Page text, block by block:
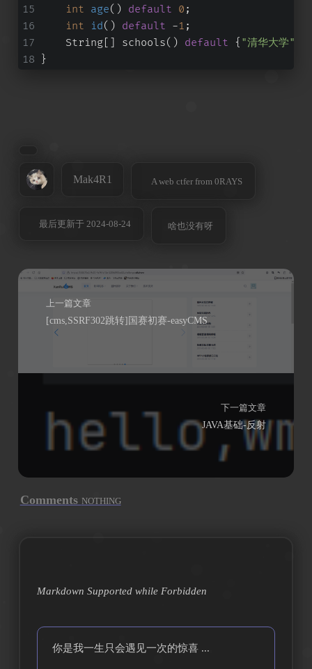
int age() default 0 ;
int
id() default -1 ;
    String[] schools()
default { "清华大学"
}
Mak4R1 A web ctfer from 0RAYS
最后更新于 2024-08-24 啥也没有呀
上一篇文章
[cms,SSRF302跳转]国赛初赛-easyCMS
下一篇文章
JAVA基础-反射
Comments NOTHING
Markdown Supported while Forbidden
你是我一生只会遇见一次的惊喜 ...